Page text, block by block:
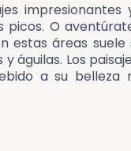
impresionantes
picos. O
estas áreas
águilas. Los
a su belleza